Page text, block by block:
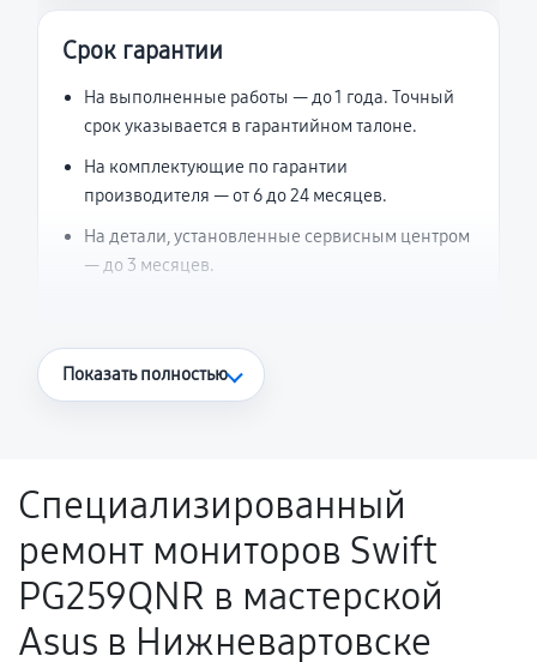
Срок гарантии
На выполненные работы — до 1 года. Точный
срок указывается в гарантийном талоне.
На комплектующие по гарантии
производителя — от 6 до 24 месяцев.
На детали, установленные сервисным центром
— до 3 месяцев.
Что считается гарантийным случаем
Поломка установленной детали при
нормальной эксплуатации в течение
гарантийного срока.
Несоответствие комплектующей заявленным
техническим характеристикам.
Показать полностью
Специализированный
ремонт мониторов Swift
PG259QNR в мастерской
Asus в Нижневартовске